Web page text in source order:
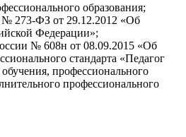
образования;
№ 273-ФЗ от 29.12.2012 «Об
Федерации»;
№ 608н от 08.09.2015 «Об
стандарта «Педагог
профессионального
профессионального